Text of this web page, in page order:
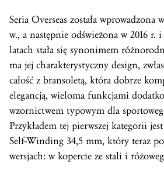
Seria Overseas została wprowadzona
w., a następnie odświeżona w 2016
latach stała się synonimem
ma jej charakterystyczny design,
całość z bransoletą, która dobrze
elegancją, wieloma funkcjami
wzornictwem typowym dla
Przykładem tej pierwszej kategorii
Self-Winding 34,5 mm, który teraz
wersjach: w kopercie ze stali i